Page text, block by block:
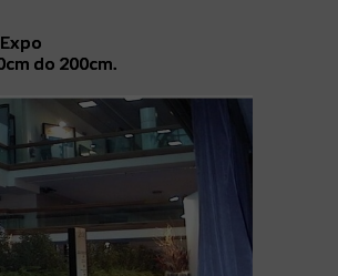
do 200cm.